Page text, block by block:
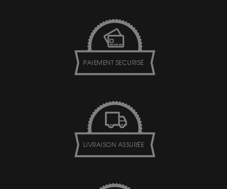
PAIEMENT SECURISÉ
LIVRAISON ASSURÉE